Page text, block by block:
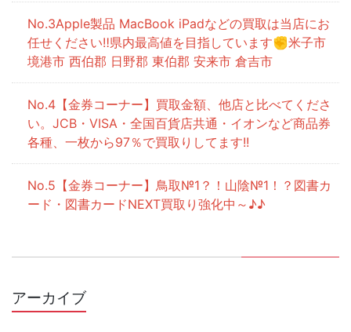
Apple製品 MacBook iPadなどの買取は当店にお
任せください‼県内最高値を目指しています✊米子市
境港市 西伯郡 日野郡 東伯郡 安来市 倉吉市
【金券コーナー】買取金額、他店と比べてくださ
い。JCB・VISA・全国百貨店共通・イオンなど商品券
各種、一枚から97％で買取りしてます!!
【金券コーナー】鳥取№1？！山陰№1！？図書カ
ード・図書カードNEXT買取り強化中～♪♪
アーカイブ